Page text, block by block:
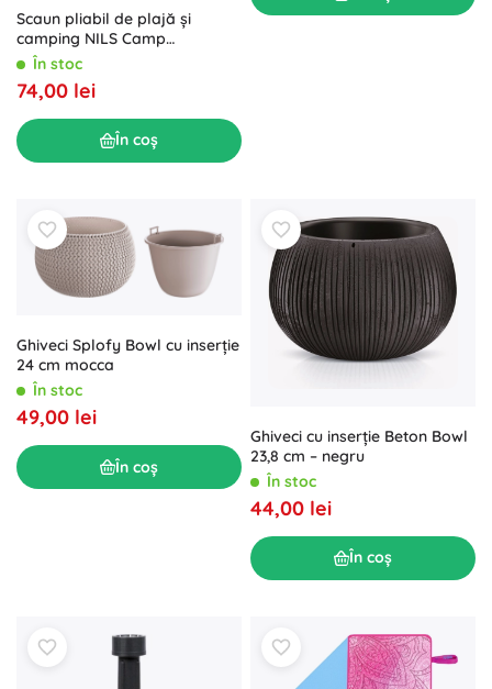
Scaun pliabil de plajă și
camping NILS Camp
albastru‑alb
În stoc
74,00 lei
În coș
Ghiveci Splofy Bowl cu inserție
24 cm mocca
În stoc
49,00 lei
În coș
Ghiveci cu inserție Beton Bowl
23,8 cm – negru
În stoc
44,00 lei
În coș